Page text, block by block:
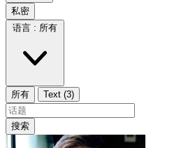
私密
语言 : 所有
所有 Text (3)
搜索